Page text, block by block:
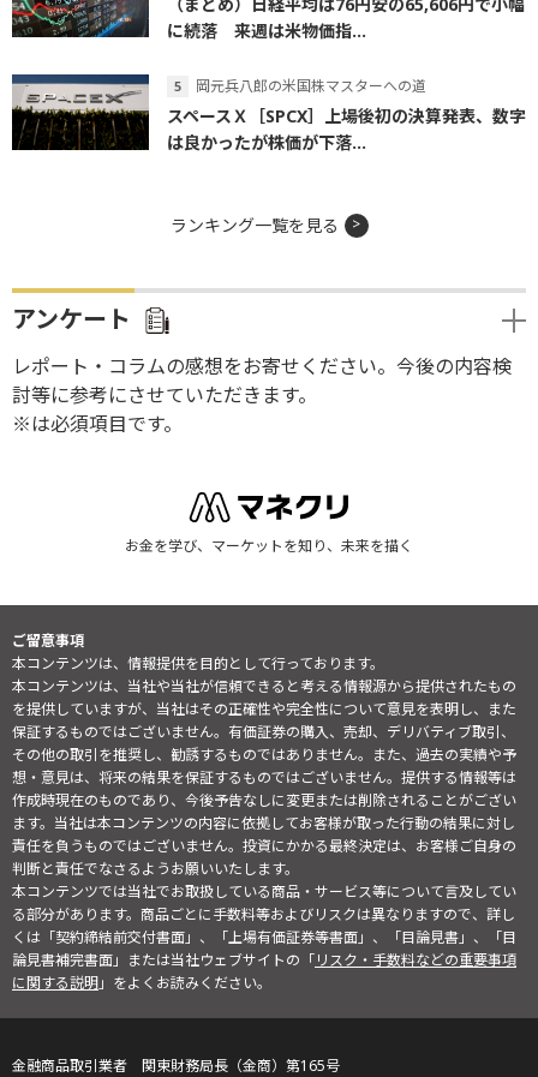
に続落 来週は米物価指...
岡元兵八郎の米国株マスターへの道
スペースＸ［SPCX］上場後初の決算発表、数字
は良かったが株価が下落...
ランキング一覧を見る
アンケート
レポート・コラムの感想をお寄せください。今後の内容検
討等に参考にさせていただきます。
※は必須項目です。
お金を学び、マーケットを知り、未来を描く
ご留意事項
本コンテンツは、情報提供を目的として行っております。
本コンテンツは、当社や当社が信頼できると考える情報源から提供されたもの
を提供していますが、当社はその正確性や完全性について意見を表明し、また
保証するものではございません。有価証券の購入、売却、デリバティブ取引、
その他の取引を推奨し、勧誘するものではありません。また、過去の実績や予
想・意見は、将来の結果を保証するものではございません。提供する情報等は
作成時現在のものであり、今後予告なしに変更または削除されることがござい
ます。当社は本コンテンツの内容に依拠してお客様が取った行動の結果に対し
責任を負うものではございません。投資にかかる最終決定は、お客様ご自身の
判断と責任でなさるようお願いいたします。
本コンテンツでは当社でお取扱している商品・サービス等について言及してい
る部分があります。商品ごとに手数料等およびリスクは異なりますので、詳し
くは「契約締結前交付書面」、「上場有価証券等書面」、「目論見書」、「目
論見書補完書面」または当社ウェブサイトの「リスク・手数料などの重要事項
に関する説明」をよくお読みください。
金融商品取引業者 関東財務局長（金商）第165号